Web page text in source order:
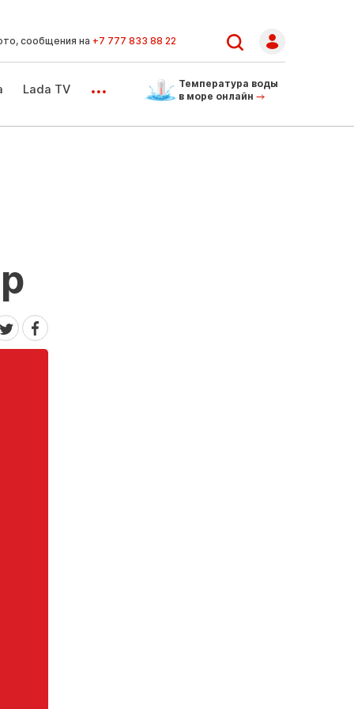
сообщения на +7 777 833 88 22
Lada TV ...
Температура воды
в море онлайн